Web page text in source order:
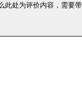
此处为评价内容，需要